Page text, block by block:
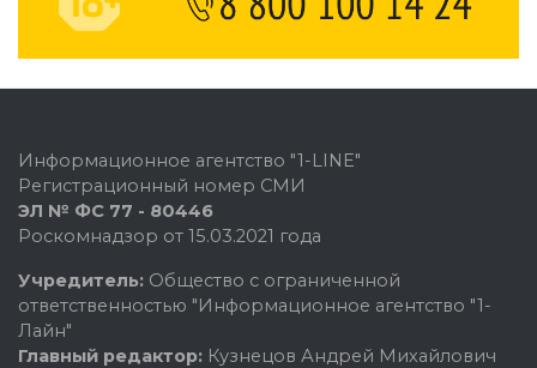
Информационное агентство "1-LINE"
Регистрационный номер СМИ
ЭЛ № ФС 77 - 80446
Роскомнадзор от 15.03.2021 года
Учредитель: Общество с ограниченной
ответственностью "Информационное агентство "1-
Лайн"
Главный редактор: Кузнецов Андрей Михайлович